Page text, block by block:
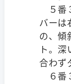
５番
バーは
の、傾
ト。
合わず
６番